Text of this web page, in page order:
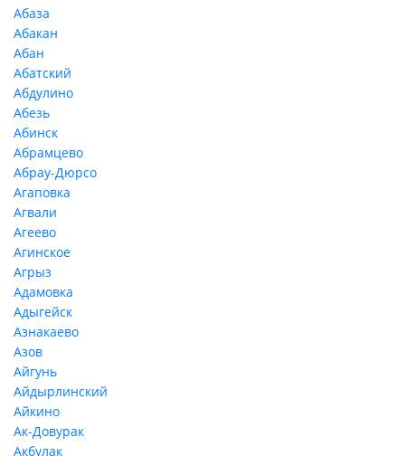
Абаза
Абакан
Абан
Абатский
Абдулино
Абезь
Абинск
Абрамцево
Абрау-Дюрсо
Агаповка
Агвали
Агеево
Агинское
Агрыз
Адамовка
Адыгейск
Азнакаево
Азов
Айгунь
Айдырлинский
Айкино
Ак-Довурак
Акбулак